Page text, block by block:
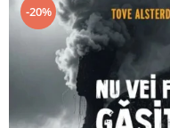
-20%